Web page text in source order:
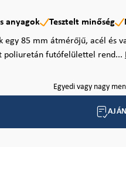
anyagok Tesztelt minőség
egy 85 mm átmérőjű, acél és
poliuretán futófelülettel rend...
Egyedi vagy nagy